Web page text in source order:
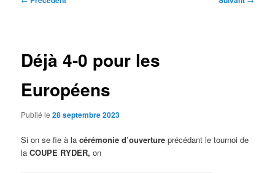
Déjà 4-0 pour les
Européens
Publié le28 septembre 2023
Si on se fie à lacérémonie d’ouverture précédant le tournoi de
laCOUPE RYDER, on